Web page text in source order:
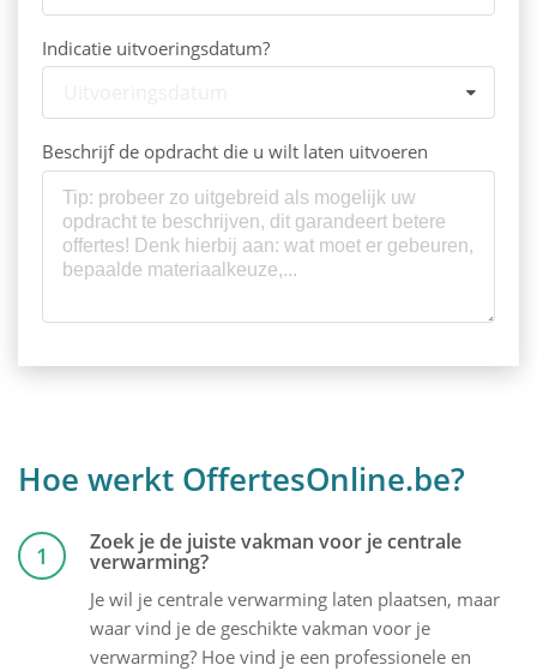
Indicatie uitvoeringsdatum?
Beschrijf de opdracht die u wilt laten uitvoeren
Hoe werkt OffertesOnline.be?
1 Zoek je de juiste vakman voor je centrale
verwarming?
Je wil je centrale verwarming laten plaatsen, maar
waar vind je de geschikte vakman voor je
verwarming? Hoe vind je een professionele en